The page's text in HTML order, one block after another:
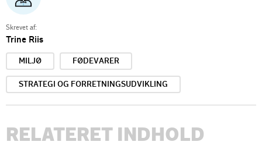
Skrevet af:
Trine Riis
MILJØ FØDEVARER
STRATEGI OG FORRETNINGSUDVIKLING
RELATERET INDHOLD